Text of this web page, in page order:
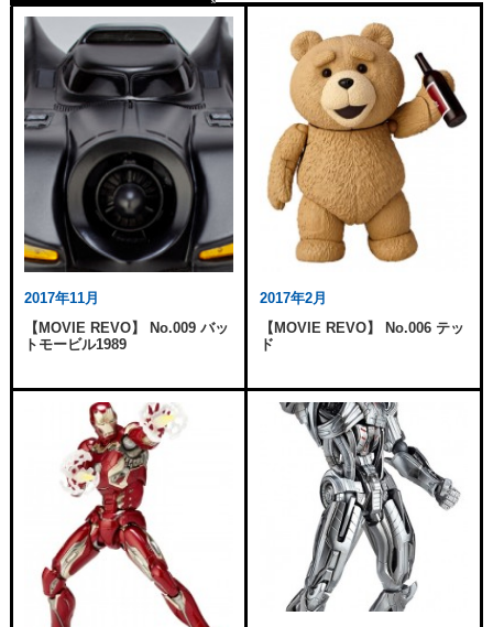
2017年11月
【MOVIE REVO】 No.009 バッ
トモービル1989
2017年2月
【MOVIE REVO】 No.006 テッ
ド